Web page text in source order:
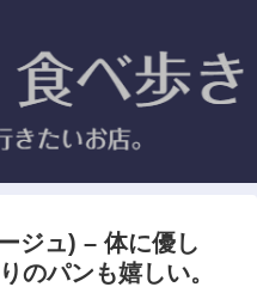
ジュ) – 体に優し
のパンも嬉しい。